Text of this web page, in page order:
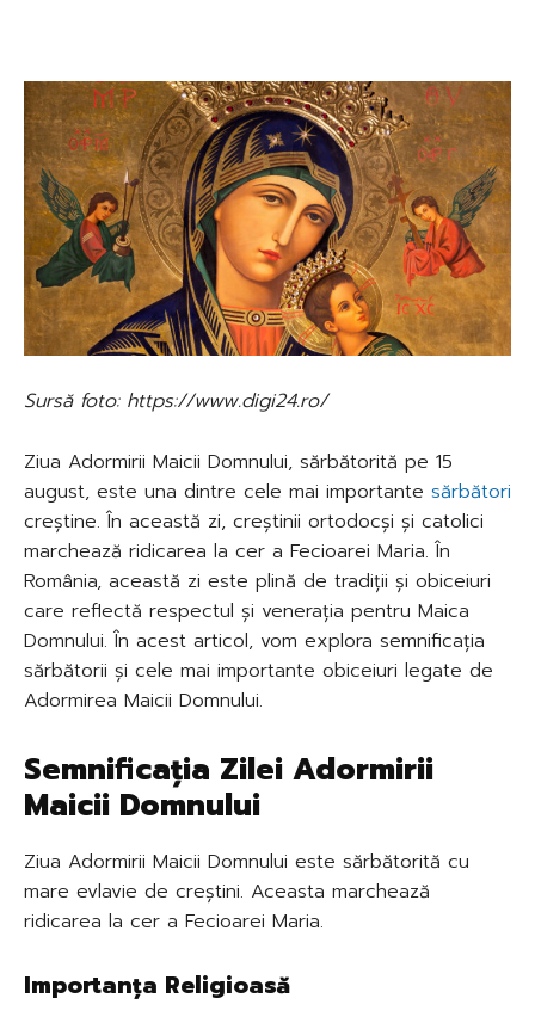
Sursă foto: https://www.digi24.ro/
Ziua Adormirii Maicii Domnului, sărbătorită pe 15
august, este una dintre cele mai importante sărbători
creștine. În această zi, creștinii ortodocși și catolici
marchează ridicarea la cer a Fecioarei Maria. În
România, această zi este plină de tradiții și obiceiuri
care reflectă respectul și venerația pentru Maica
Domnului. În acest articol, vom explora semnificația
sărbătorii și cele mai importante obiceiuri legate de
Adormirea Maicii Domnului.
Semnificația Zilei Adormirii
Maicii Domnului
Ziua Adormirii Maicii Domnului este sărbătorită cu
mare evlavie de creștini. Aceasta marchează
ridicarea la cer a Fecioarei Maria.
Importanța Religioasă